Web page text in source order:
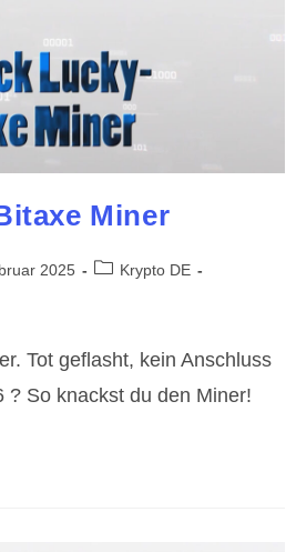
Miner
2025
Beitrags-
Krypto DE
Tot geflasht, kein Anschluss
? So knackst du den Miner!